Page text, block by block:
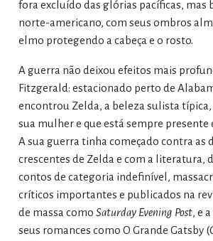
fora excluído das glórias pacíficas, mas
norte-americano, com seus ombros
elmo protegendo a cabeça e o rosto.
A guerra não deixou efeitos mais
Fitzgerald: estacionado perto de
encontrou Zelda, a beleza sulista
sua mulher e que está sempre presente
A sua guerra tinha começado contra as
crescentes de Zelda e com a literatura,
contos de categoria indefinível,
críticos importantes e publicados na
de massa como Saturday Evening Post, e
seus romances como O Grande Gatsby (